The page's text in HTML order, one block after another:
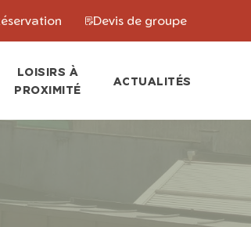
Devis de groupe
LOISIRS À
PROXIMITÉ
ACTUALITÉS